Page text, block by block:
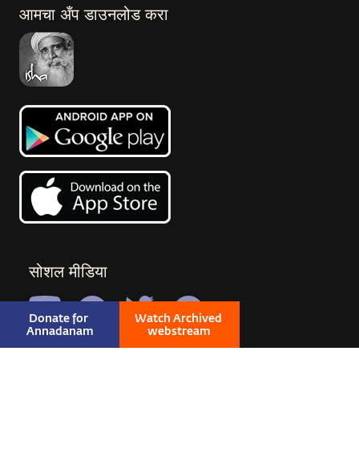
Donate for
Annadanam
Watch Archived
webstream
आमचा अँप डाउनलोड करा
सोशल मीडिया